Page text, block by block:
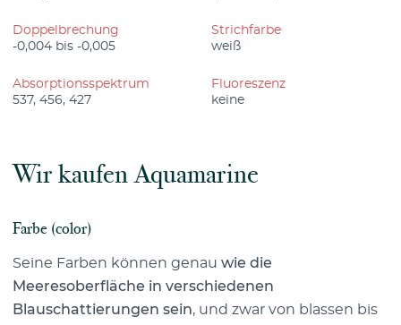
Doppelbrechung
-0,004 bis -0,005
Strichfarbe
weiß
Absorptionsspektrum
537, 456, 427
Fluoreszenz
keine
Wir kaufen Aquamarine
Farbe (color)
Seine Farben können genau wie die
Meeresoberfläche in verschiedenen
Blauschattierungen sein, und zwar von blassen bis